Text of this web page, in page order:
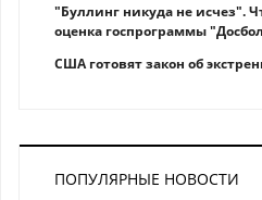
"Буллинг никуда не исчез".
оценка госпрограммы
США готовят закон об
ПОПУЛЯРНЫЕ НОВОСТИ